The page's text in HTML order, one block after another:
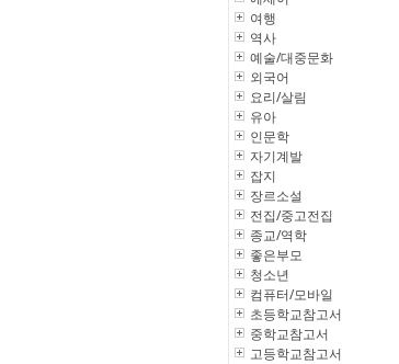
여행
역사
예술/대중문화
외국어
요리/살림
유아
인문학
자기계발
잡지
장르소설
전집/중고전집
종교/역학
좋은부모
청소년
컴퓨터/모바일
초등학교참고서
중학교참고서
고등학교참고서